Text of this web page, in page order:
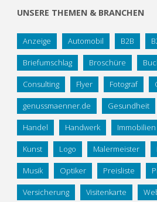
UNSERE THEMEN & BRANCHEN
Anzeige Automobil B2B
Briefumschlag Broschüre
Consulting Flyer Fotograf
genussmaenner.de Gesundheit
Handel Handwerk Immobilien
Kunst Logo Malermeister
Musik Optiker Preisliste
Versicherung Visitenkarte